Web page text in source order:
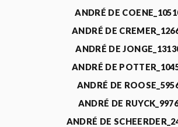
ANDRÉ DE
ANDRÉ DE
ANDRÉ DE
ANDRÉ DE
ANDRÉ DE
ANDRÉ DE
ANDRÉ DE